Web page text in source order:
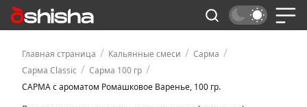
Главная страница / Кальянные смеси / Сарма /
Сарма Classic / Сарма 100 гр /
САРМА с ароматом Ромашковое Варенье, 100 гр.